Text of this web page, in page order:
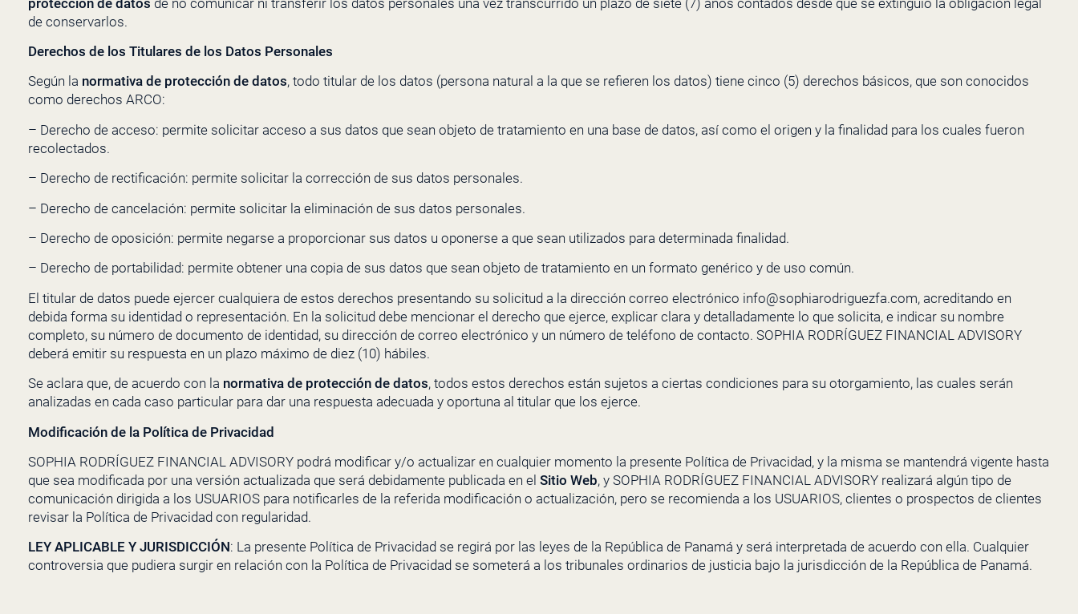
de conservarlos.
Derechos de los Titulares de los Datos Personales
Según la normativa de protección de datos, todo titular de los datos (persona natural a la que se refieren los datos) tiene cinco (5) derechos básicos, que son conocidos
como derechos ARCO:
– Derecho de acceso: permite solicitar acceso a sus datos que sean objeto de tratamiento en una base de datos, así como el origen y la finalidad para los cuales fueron
recolectados.
– Derecho de rectificación: permite solicitar la corrección de sus datos personales.
– Derecho de cancelación: permite solicitar la eliminación de sus datos personales.
– Derecho de oposición: permite negarse a proporcionar sus datos u oponerse a que sean utilizados para determinada finalidad.
– Derecho de portabilidad: permite obtener una copia de sus datos que sean objeto de tratamiento en un formato genérico y de uso común.
El titular de datos puede ejercer cualquiera de estos derechos presentando su solicitud a la dirección correo electrónico info@sophiarodriguezfa.com, acreditando en
debida forma su identidad o representación. En la solicitud debe mencionar el derecho que ejerce, explicar clara y detalladamente lo que solicita, e indicar su nombre
completo, su número de documento de identidad, su dirección de correo electrónico y un número de teléfono de contacto.SOPHIA RODRÍGUEZ FINANCIAL ADVISORY
deberá emitir su respuesta en un plazo máximo de diez (10) hábiles.
Se aclara que, de acuerdo con la normativa de protección de datos, todos estos derechos están sujetos a ciertas condiciones para su otorgamiento, las cuales serán
analizadas en cada caso particular para dar una respuesta adecuada y oportuna al titular que los ejerce.
Modificación de la Política de Privacidad
SOPHIA RODRÍGUEZ FINANCIAL ADVISORY podrá modificar y/o actualizar en cualquier momento la presente Política de Privacidad, y la misma se mantendrá vigente hasta
que sea modificada por una versión actualizada que será debidamente publicada en elSitio Web, ySOPHIA RODRÍGUEZ FINANCIAL ADVISORY realizará algún tipo de
comunicación dirigida a los USUARIOS para notificarles de la referida modificación o actualización, pero se recomienda a los USUARIOS, clientes o prospectos de clientes
revisar la Política de Privacidad con regularidad.
LEY APLICABLE Y JURISDICCIÓN: La presente Política de Privacidad se regirá por las leyes de la República de Panamá y será interpretada de acuerdo con ella. Cualquier
controversia que pudiera surgir en relación con la Política de Privacidad se someterá a los tribunales ordinarios de justicia bajo la jurisdicción de la República de Panamá.